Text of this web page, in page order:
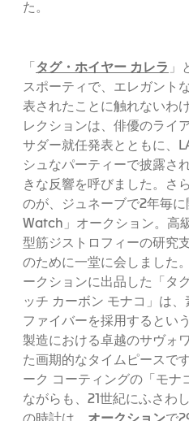
た。
「 タグ・ホイヤー カレラ 」
スポーティで、エレガント
表されたことに触れないわ
レクションは、俳優のライ
サダー就任発表とともに、
シュなパーティーで披露さ
きな反響を呼びました。さ
のが、ジュネーブで2年毎
Watch」オークション。高
型筋ジストロフィーの研究
のために一堂に会しました
ークションに出品した「タ
ッチ カーボン モナコ」は
ファイバーを採用するとい
製造における卓越のサヴォ
た画期的なタイムピースで
ーク コーティングの「モナ
ながらも、21世紀にふさわ